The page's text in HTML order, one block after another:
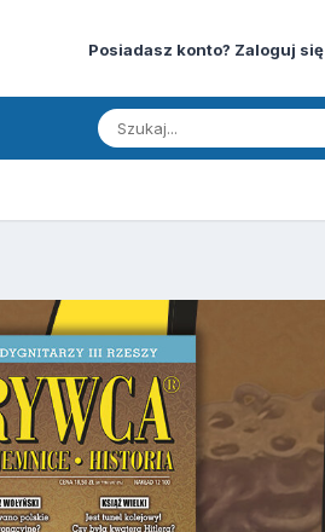
Posiadasz konto? Zaloguj się